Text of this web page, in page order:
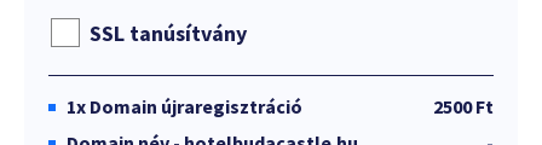
SSL tanúsítvány
1x Domain újraregisztráció
2500 Ft